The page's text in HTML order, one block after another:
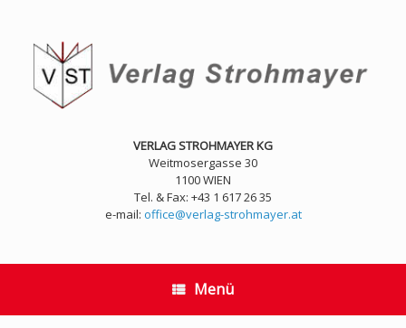
springen
VERLAG STROHMAYER KG
Weitmosergasse 30
1100 WIEN
Tel. & Fax: +43 1 617 26 35
e-mail: office@verlag-strohmayer.at
Menü